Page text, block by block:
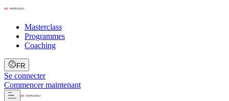
Masterclass
Programmes
Coaching
FR
Se connecter
Commencer maintenant